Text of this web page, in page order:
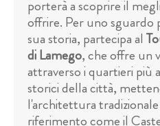
porterà a scoprire il
offrire. Per uno
sua storia, partecipa al
di Lamego, che offre un
attraverso i quartieri più
storici della città,
l'architettura
riferimento come il